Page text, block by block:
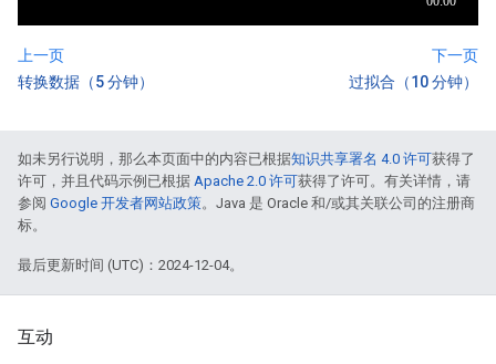
上一页
转换数据（5 分钟）
下一页
过拟合（10 分钟）
如未另行说明，那么本页面中的内容已根据知识共享署名 4.0 许可获得了
许可，并且代码示例已根据 Apache 2.0 许可获得了许可。有关详情，请
参阅 Google 开发者网站政策。Java 是 Oracle 和/或其关联公司的注册商
标。
最后更新时间 (UTC)：2024-12-04。
互动